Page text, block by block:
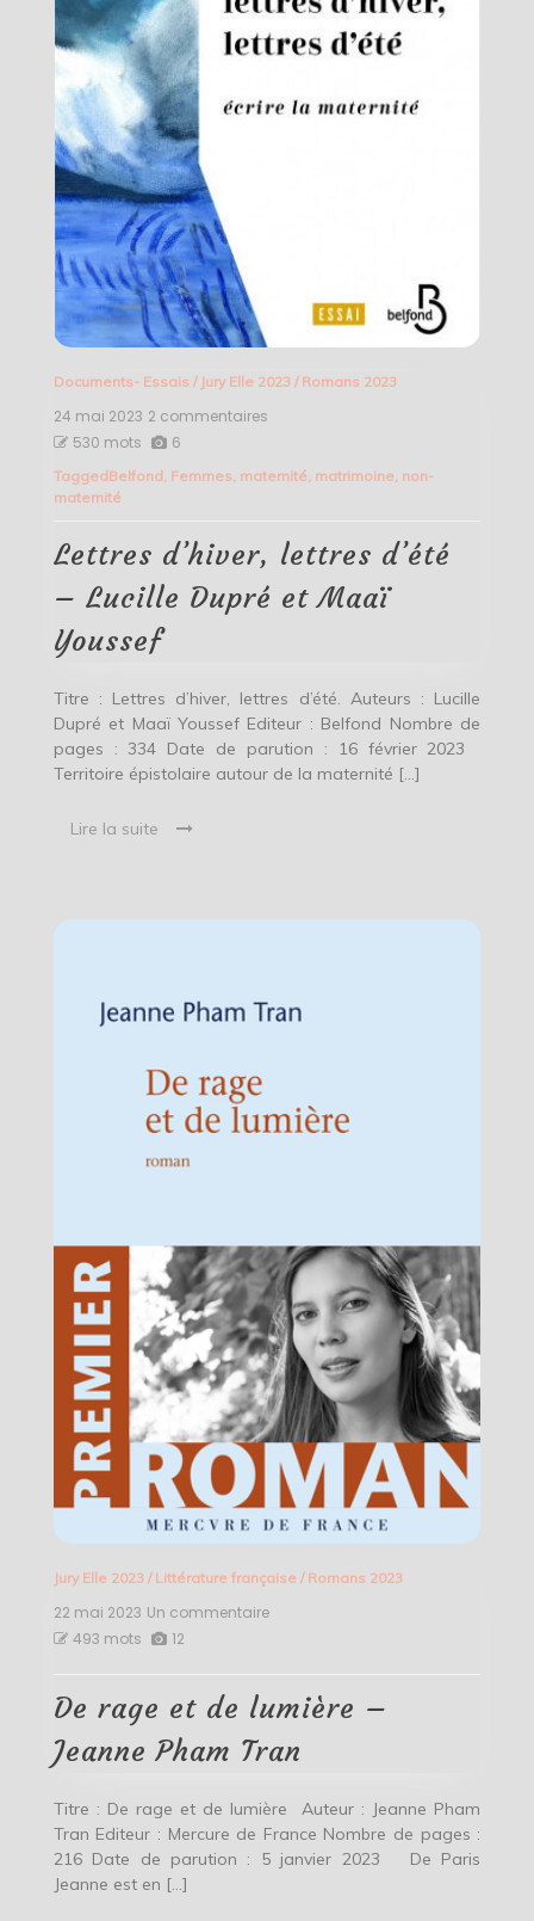
Documents- Essais / Jury Elle 2023/ Romans 2023
24 mai 2023 2 commentaires
lettres
Lucille
Dupré
et
Maaï
530 mots 6
TaggedBelfond, Femmes maternité matrimoine, non-
maternité
Lettres d’hiver, lettres d’été
– Lucille Dupré et Maaï
Youssef
Titre : Lettres d’hiver, lettres d’été. Auteurs : Lucille
Dupré et Maaï Youssef Editeur : Belfond Nombre de
pages : 334 Date de parution : 16 février 2023
Territoire épistolaire autour de la maternité […]
Lire la suite
Jury Elle 2023/ Littérature française/ Romans 2023
22 mai 2023 Un commentairesur
lumière
Jeanne
Tran
493 mots 12
De rage et de lumière –
Jeanne Pham Tran
Titre : De rage et de lumière Auteur : Jeanne Pham
Tran Editeur : Mercure de France Nombre de pages :
216 Date de parution : 5 janvier 2023 De Paris
Jeanne est en […]